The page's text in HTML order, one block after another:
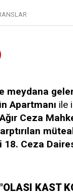
meydana
Apartmanı ile
Ceza
Ceza
KAST